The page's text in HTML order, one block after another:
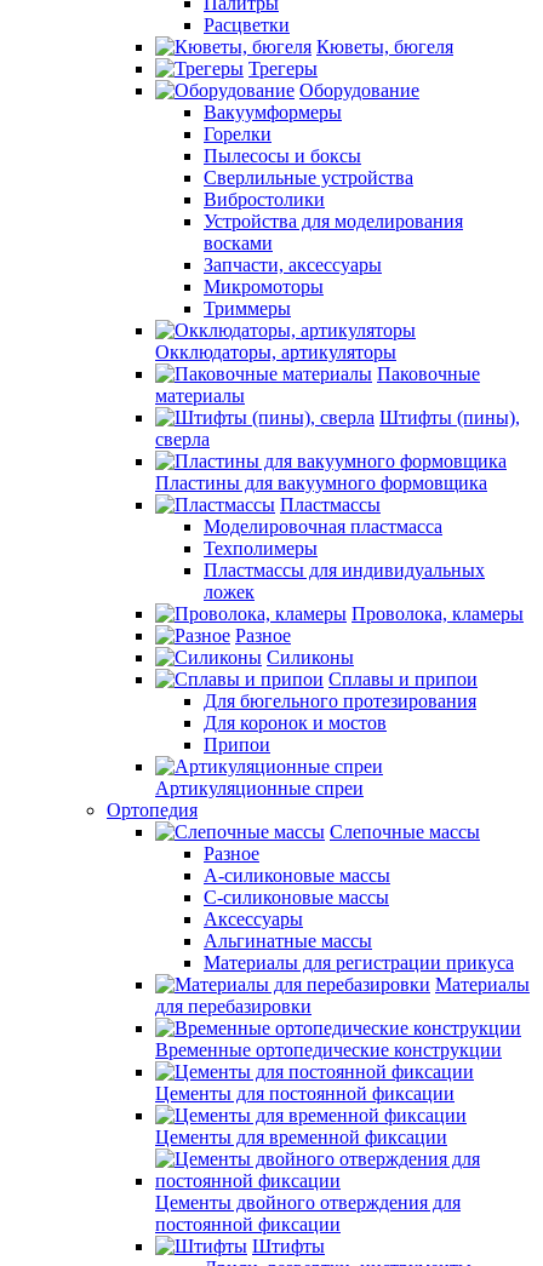
Расцветки
Кюветы, бюгеля
Трегеры
Оборудование
Вакуумформеры
Горелки
Пылесосы и боксы
Сверлильные устройства
Вибростолики
Устройства для моделирования
восками
Запчасти, аксессуары
Микромоторы
Триммеры
Окклюдаторы, артикуляторы
Паковочные
материалы
Штифты (пины),
сверла
Пластины для вакуумного формовщика
Пластмассы
Моделировочная пластмасса
Техполимеры
Пластмассы для индивидуальных
ложек
Проволока, кламеры
Разное
Силиконы
Сплавы и припои
Для бюгельного протезирования
Для коронок и мостов
Припои
Артикуляционные спреи
Ортопедия
Слепочные массы
Разное
А-силиконовые массы
С-силиконовые массы
Аксессуары
Альгинатные массы
Материалы для регистрации прикуса
Материалы
для перебазировки
Временные ортопедические конструкции
Цементы для постоянной фиксации
Цементы для временной фиксации
Цементы двойного отверждения для
постоянной фиксации
Штифты